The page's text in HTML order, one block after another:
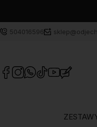
504016596